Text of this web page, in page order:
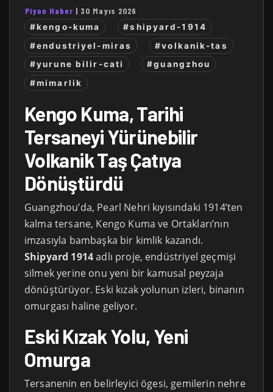
Piyon Haber | 30 Mayıs 2026
#kengo-kuma
#shipyard-1914
#endustriyel-miras
#volkanik-tas
#yurune bilir-cati
#guangzhou
#mimarlik
Kengo Kuma, Tarihi
Tersaneyi Yürünebilir
Volkanik Taş Çatıya
Dönüştürdü
Guangzhou’da, Pearl Nehri kıyısındaki 1914’ten
kalma tersane, Kengo Kuma ve Ortakları’nın
imzasıyla bambaşka bir kimlik kazandı.
Shipyard 1914adlı proje, endüstriyel geçmişi
silmek yerine onu yeni bir kamusal peyzaja
dönüştürüyor. Eski kızak yolunun izleri, binanın
omurgası haline geliyor.
Eski Kızak Yolu, Yeni
Omurga
Tersanenin en belirleyici ögesi, gemilerin nehre